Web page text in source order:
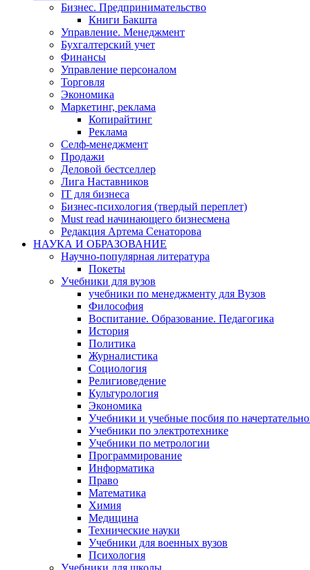
Бизнес. Предпринимательство
Книги Бакшта
Управление. Менеджмент
Бухгалтерский учет
Финансы
Управление персоналом
Торговля
Экономика
Маркетинг, реклама
Копирайтинг
Реклама
Селф-менеджмент
Продажи
Деловой бестселлер
Лига Наставников
IT для бизнеса
Бизнес-психология (твердый переплет)
Must read начинающего бизнесмена
Редакция Артема Сенаторова
НАУКА И ОБРАЗОВАНИЕ
Научно-популярная литература
Покеты
Учебники для вузов
учебники по менеджменту для Вузов
Философия
Воспитание. Образование. Педагогика
История
Политика
Журналистика
Социология
Религиоведение
Культурология
Экономика
Учебники и учебные посбия по
Учебники по электротехнике
Учебники по метрологии
Программирование
Информатика
Право
Математика
Химия
Медицина
Технические науки
Учебники для военных вузов
Психология
Учебники для школы